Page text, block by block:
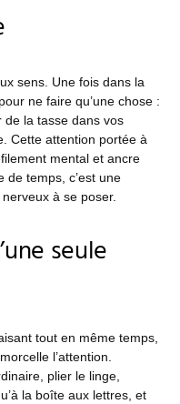
sens. Une fois dans la
ne faire qu’une chose :
de la tasse dans vos
Cette attention portée à
mental et ancre
de temps, c’est une
à se poser.
seule
tout en même temps,
l’attention.
plier le linge,
la boîte aux lettres, et